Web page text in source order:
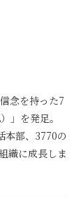
念を持った7
」を発足。
本部、3770の
織に成長しま